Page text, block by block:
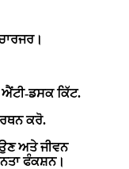
ਡਸਕ ਕਿੱਟ.
ਕਰੋ.
ਅਤੇ ਜੀਵਨ
ਫੰਕਸ਼ਨ।